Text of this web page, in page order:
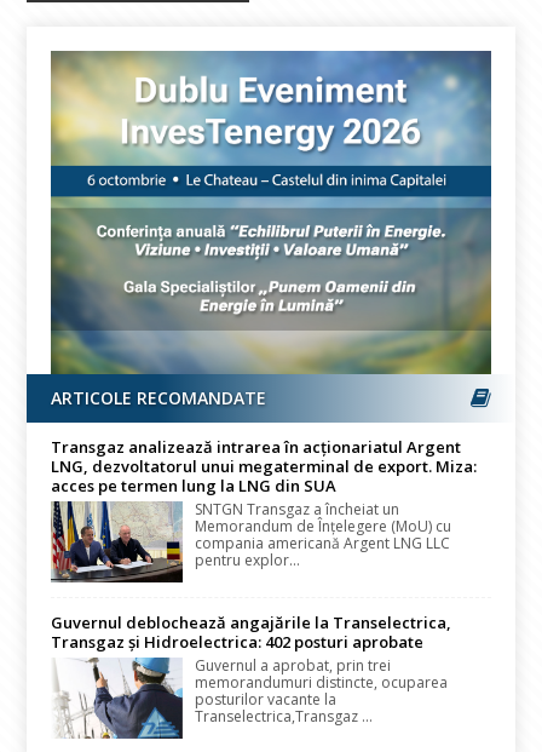
ARTICOLE RECOMANDATE
Transgaz analizează intrarea în acționariatul Argent
LNG, dezvoltatorul unui megaterminal de export. Miza:
acces pe termen lung la LNG din SUA
SNTGN Transgaz a încheiat un
Memorandum de Înțelegere (MoU) cu
compania americană Argent LNG LLC
pentru explor...
Guvernul deblochează angajările la Transelectrica,
Transgaz și Hidroelectrica: 402 posturi aprobate
Guvernul a aprobat, prin trei
memorandumuri distincte, ocuparea
posturilor vacante la
Transelectrica,Transgaz ...